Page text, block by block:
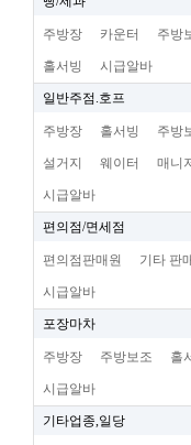
주방장 카운터 주방
홀서빙 시급알바
일반주점.호프
주방장 홀서빙 주방
설거지 웨이터 매니
시급알바
편의점/면세점
편의점판매원 기타 판
시급알바
포장마차
주방장 주방보조 홀
시급알바
기타업종,일당